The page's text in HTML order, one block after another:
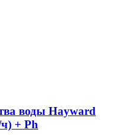
воды Hayward
+ Ph